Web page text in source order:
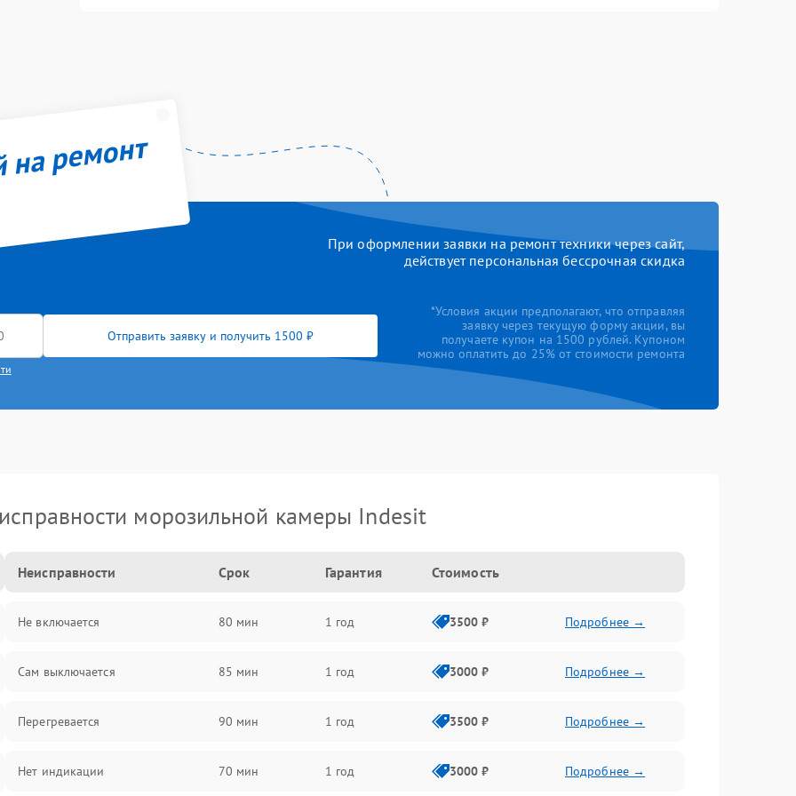
ремонт
При оформлении заявки на ремонт техники через сайт,
действует персональная бессрочная скидка
Отправить заявку и получить 1500 ₽
*Условия акции предполагают, что отправляя
заявку через текущую форму акции, вы
получаете купон на 1500 рублей. Купоном
можно оплатить до 25% от стоимости ремонта
морозильной камеры Indesit
Неисправности Срок Гарантия Стоимость
Не включается 80 мин 1 год 3500 ₽ Подробнее →
Сам выключается 85 мин 1 год 3000 ₽ Подробнее →
Перегревается 90 мин 1 год 3500 ₽ Подробнее →
Нет индикации 70 мин 1 год 3000 ₽ Подробнее →